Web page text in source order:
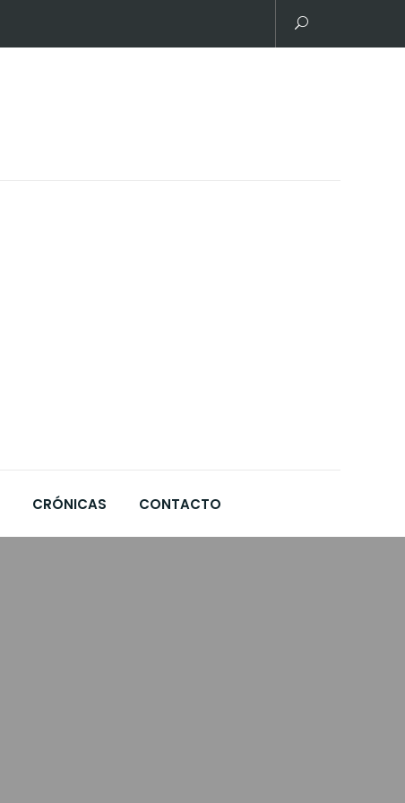
CRÓNICAS CONTACTO